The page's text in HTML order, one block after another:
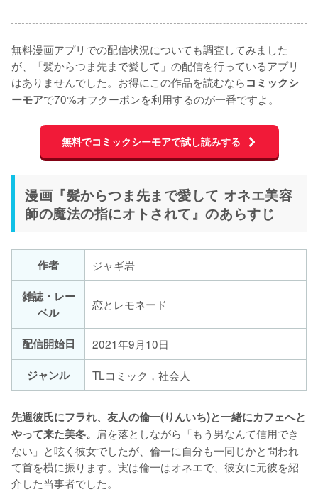
無料漫画アプリでの配信状況についても調査してみました
が、「髪からつま先まで愛して」の配信を行っているアプリ
はありませんでした。お得にこの作品を読むならコミックシ
ーモアで70%オフクーポンを利用するのが一番ですよ。
無料でコミックシーモアで試し読みする
漫画『髪からつま先まで愛して オネエ美容
師の魔法の指にオトされて』のあらすじ
作者
ジャギ岩
雑誌・レー
ベル
恋とレモネード
配信開始日
2021年9月10日
ジャンル
TLコミック，社会人
先週彼氏にフラれ、友人の倫一(りんいち)と一緒にカフェへと
やって来た美冬。 肩を落としながら「もう男なんて信用でき
ない」と呟く彼女でしたが、倫一に自分も一同じかと問われ
て首を横に振ります。実は倫一はオネエで、彼女に元彼を紹
介した当事者でした。